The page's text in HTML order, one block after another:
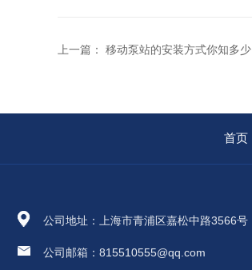
上一篇： 移动泵站的安装方式你知多少
首页
公司地址：上海市青浦区嘉松中路3566号
公司邮箱：815510555@qq.com